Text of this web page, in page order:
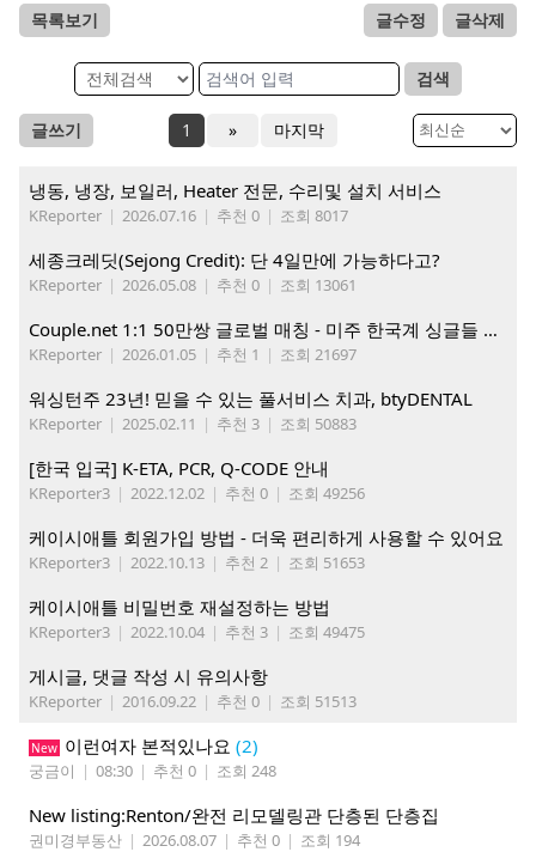
목록보기 글수정 글삭제
검색
글쓰기 1 » 마지막
냉동, 냉장, 보일러, Heater 전문, 수리및 설치 서비스
KReporter | 2026.07.16 | 추천 0 | 조회 8017
세종크레딧(Sejong Credit): 단 4일만에 가능하다고?
KReporter | 2026.05.08 | 추천 0 | 조회 13061
Couple.net 1:1 50만쌍 글로벌 매칭 - 미주 한국계 싱글들 모이세요
KReporter | 2026.01.05 | 추천 1 | 조회 21697
워싱턴주 23년! 믿을 수 있는 풀서비스 치과, btyDENTAL
KReporter | 2025.02.11 | 추천 3 | 조회 50883
[한국 입국] K-ETA, PCR, Q-CODE 안내
KReporter3 | 2022.12.02 | 추천 0 | 조회 49256
케이시애틀 회원가입 방법 - 더욱 편리하게 사용할 수 있어요
KReporter3 | 2022.10.13 | 추천 2 | 조회 51653
케이시애틀 비밀번호 재설정하는 방법
KReporter3 | 2022.10.04 | 추천 3 | 조회 49475
게시글, 댓글 작성 시 유의사항
KReporter | 2016.09.22 | 추천 0 | 조회 51513
New 이런여자 본적있나요 (2)
궁금이 | 08:30 | 추천 0 | 조회 248
New listing:Renton/완전 리모델링관 단층된 단층집
권미경부동산 | 2026.08.07 | 추천 0 | 조회 194